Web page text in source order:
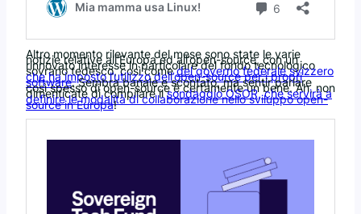
Altro momento rilevante del mese sono state le varie
notizie relative all’Europa ed all’open-source, con un
rinnovato interesse in particolare del fondo tecnologico
sovrano tedesco, così comedel governo federale svizzero
che ha imposto l’utilizzo dell’open-source per i propri
software. Sembra banale e scontato, ma sentir parlare
così spesso di open-source è certamente un bene. Ah, non
dimenticate di compilare ilsondaggio OSOR, che servirà a
definire le modalità di collaborazione nello sviluppo open-
source in Europa!